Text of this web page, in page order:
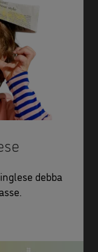
debba